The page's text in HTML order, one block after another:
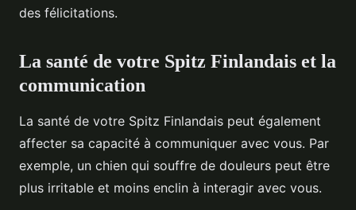
des félicitations.
La santé de votre Spitz Finlandais et la
communication
La santé de votre Spitz Finlandais peut également
affecter sa capacité à communiquer avec vous. Par
exemple, un chien qui souffre de douleurs peut être
plus irritable et moins enclin à interagir avec vous.